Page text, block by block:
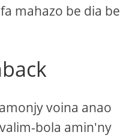
mahazo be dia be
voina anao
bola amin'ny